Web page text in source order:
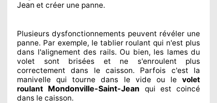
Jean et créer une panne.
Plusieurs dysfonctionnements peuvent révélerune
panne. Par exemple, le tablier roulant qui n'est plus
dans l'alignement des rails. Ou bien, les lames du
volet sont brisées et ne s'enroulent plus
correctement dans le caisson. Parfois c'est la
manivelle qui tourne dans le vide ou le volet
roulant Mondonville-Saint-Jean
qui est coincé
dans le caisson.